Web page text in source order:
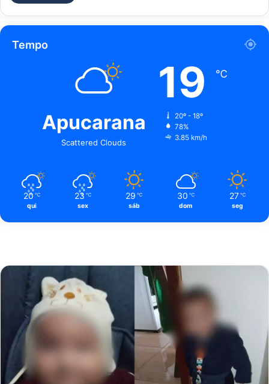
Tempo
Apucarana
Scattered Clouds
19 ℃
20º - 18º
78%
3.85 km/h
20 ℃
qui
23 ℃
sex
29 ℃
sáb
30 ℃
dom
27 ℃
seg